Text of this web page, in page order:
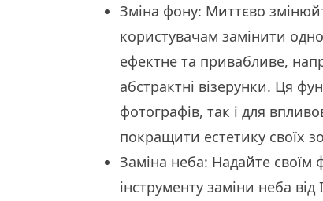
Зміна фону: Миттєво
користувачам замінити
ефектне та привабливе,
абстрактні візерунки. Ця
фотографів, так і для
покращити естетику своїх
Заміна неба: Надайте
інструменту заміни неба